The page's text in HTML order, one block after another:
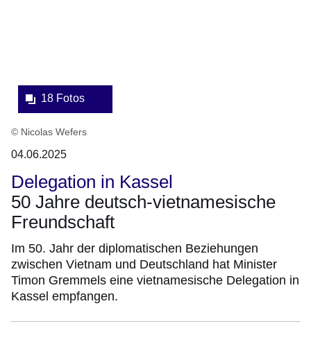
18 Fotos
© Nicolas Wefers
04.06.2025
Delegation in Kassel
50 Jahre deutsch-vietnamesische
Freundschaft
Im 50. Jahr der diplomatischen Beziehungen
zwischen Vietnam und Deutschland hat Minister
Timon Gremmels eine vietnamesische Delegation in
Kassel empfangen.